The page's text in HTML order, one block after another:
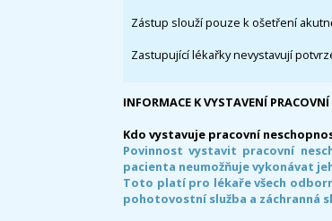
Zástup slouží pouze k ošetření
Zastupující lékařky nevystavují
INFORMACE K VYSTAVENÍ
Kdo vystavuje pracovní
Povinnost vystavit pracovní
pacienta neumožňuje vykonávat
Toto platí pro lékaře všech
pohotovostní služba a záchranná